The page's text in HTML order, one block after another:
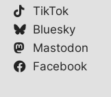
TikTok
Bluesky
Mastodon
Facebook